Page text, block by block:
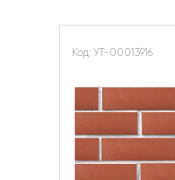
Код: УТ-00013916